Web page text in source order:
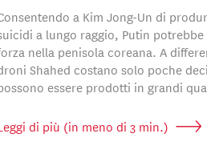
a Kim Jong-Un di
a lungo raggio, Putin
nella penisola coreana. A
Shahed costano solo poche
essere prodotti in grandi
di più (in meno di 3 min.)